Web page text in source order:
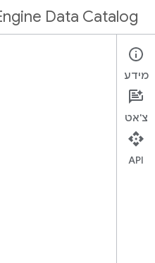
Data Catalog
Engine
מידע
צ'אט
API